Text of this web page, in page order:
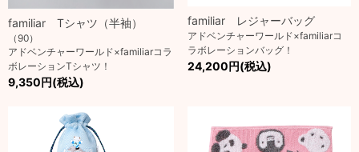
familiar Tシャツ（半袖）
（90）
アドベンチャーワールド×familiarコラ
ボレーションTシャツ！
9,350円(税込)
familiar レジャーバッグ
アドベンチャーワールド×familiarコ
ラボレーションバッグ！
24,200円(税込)